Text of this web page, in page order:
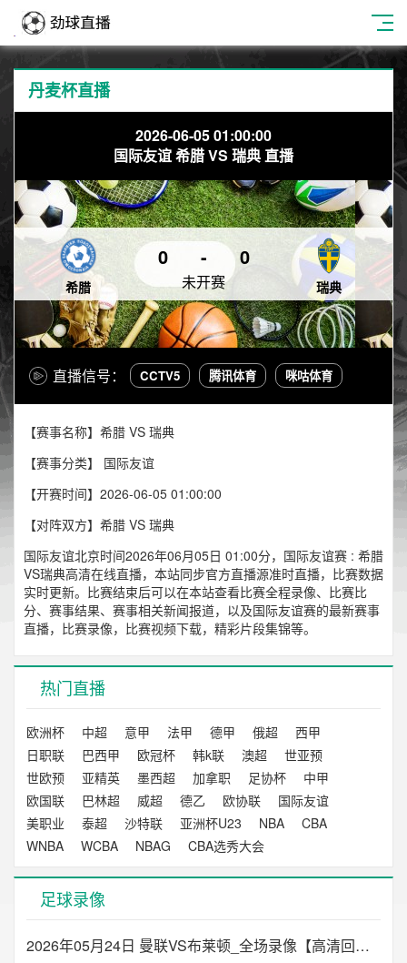
丹麦杯直播
2026-06-05 01:00:00
国际友谊 希腊 VS 瑞典 直播
希腊
0 - 0
瑞典
未开赛
直播信号： CCTV5 腾讯体育 咪咕体育
【赛事名称】希腊 VS 瑞典
【赛事分类】 国际友谊
【开赛时间】2026-06-05 01:00:00
【对阵双方】希腊 VS 瑞典
国际友谊北京时间2026年06月05日 01:00分，国际友谊赛 : 希腊
VS瑞典高清在线直播，本站同步官方直播源准时直播，比赛数据
实时更新。比赛结束后可以在本站查看比赛全程录像、比赛比
分、赛事结果、赛事相关新闻报道，以及国际友谊赛的最新赛事
直播，比赛录像，比赛视频下载，精彩片段集锦等。
热门直播
欧洲杯 中超 意甲 法甲 德甲 俄超
西甲
日职联
巴西甲 欧冠杯 韩k联 澳超
世亚预
世欧预
亚精英 墨西超 加拿职 足协杯
中甲
欧国联
巴林超 威超 德乙 欧协联
国际友谊
美职业
泰超 沙特联 亚洲杯U23 NBA
CBA
WNBA
WCBA NBAG CBA选秀大会
足球录像
2026年05月24日 曼联VS布莱顿_全场录像【高清回放】